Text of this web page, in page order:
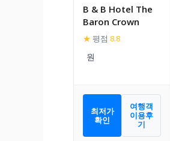
B & B Hotel The
Baron Crown
★ 평점 8.8
최저가
확인
여행객
이용후
기